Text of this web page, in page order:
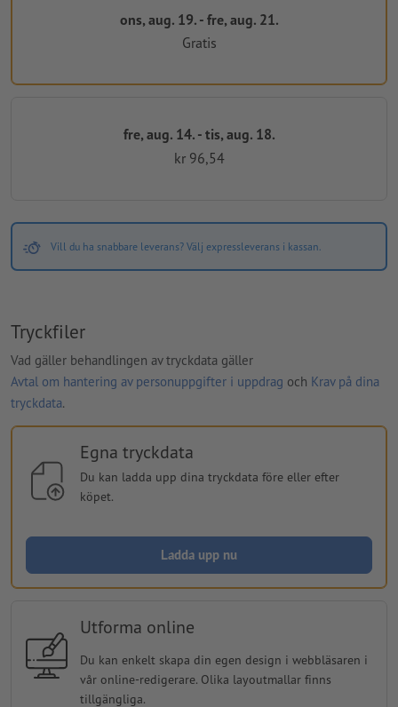
ons, aug. 19. - fre, aug. 21.
Gratis
fre, aug. 14. - tis, aug. 18.
kr 96,54
Vill du ha snabbare leverans? Välj expressleverans i kassan.
Tryckfiler
Vad gäller behandlingen av tryckdata gäller
Avtal om hantering av personuppgifter i uppdrag och Krav på dina
tryckdata.
Egna tryckdata
Du kan ladda upp dina tryckdata före eller efter
köpet.
Ladda upp nu
Utforma online
Du kan enkelt skapa din egen design i webbläsaren i
vår online-redigerare. Olika layoutmallar finns
tillgängliga.